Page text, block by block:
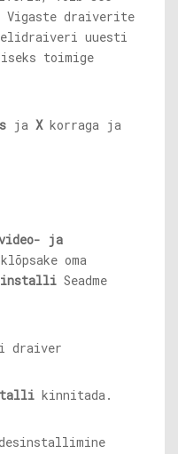
Vigaste draiverite
helidraiveri uuesti
toimige
ja Xkorraga ja
ja
oma
Seadme
kinnitada.